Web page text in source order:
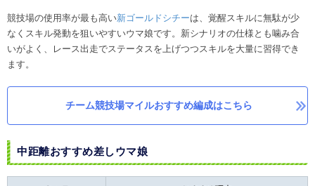
競技場の使用率が最も高い新ゴールドシチーは、覚醒スキルに無駄が少
なくスキル発動を狙いやすいウマ娘です。新シナリオの仕様とも噛み合
いがよく、レース出走でステータスを上げつつスキルを大量に習得でき
ます。
チーム競技場マイルおすすめ編成はこちら
中距離おすすめ差しウマ娘​